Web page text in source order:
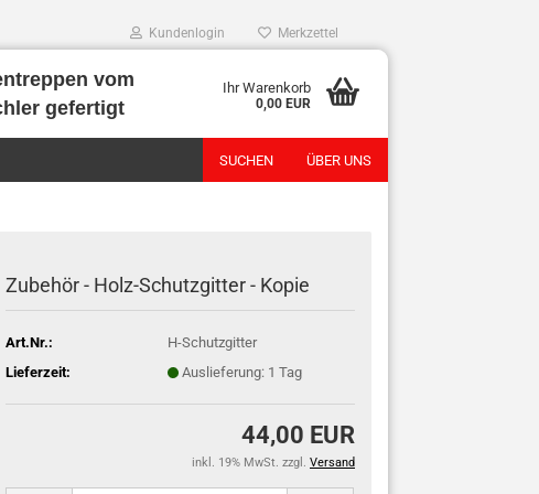
Kundenlogin Merkzettel
vom
gefertigt
Ihr Warenkorb
0,00 EUR
SUCHEN ÜBER UNS
Zubehör - Holz-Schutzgitter - Kopie
Art.Nr.:
H-Schutzgitter
Lieferzeit:
Auslieferung: 1 Tag
44,00 EUR
inkl. 19% MwSt. zzgl. Versand